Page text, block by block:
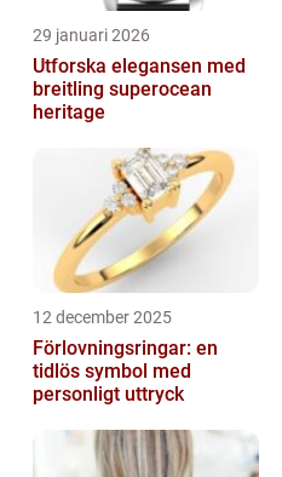
29 januari 2026
Utforska elegansen med
breitling superocean
heritage
12 december 2025
Förlovningsringar: en
tidlös symbol med
personligt uttryck